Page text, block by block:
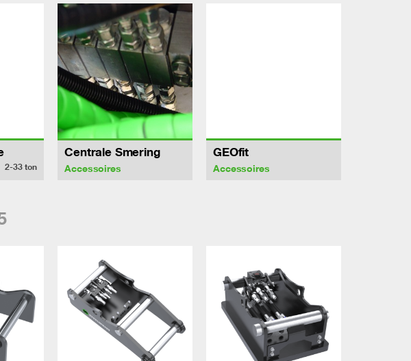
2-33ton
Centrale Smering
Accessoires
GEOfit
Accessoires